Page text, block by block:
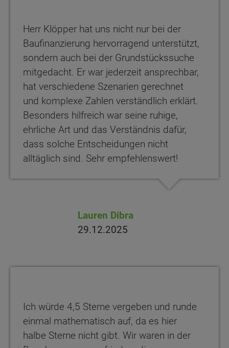
Herr Klöpper hat uns nicht nur bei der
Baufinanzierung hervorragend unterstützt,
sondern auch bei der Grundstückssuche
mitgedacht. Er war jederzeit ansprechbar,
hat verschiedene Szenarien gerechnet
und komplexe Zahlen verständlich erklärt.
Besonders hilfreich war seine ruhige,
ehrliche Art und das Verständnis dafür,
dass solche Entscheidungen nicht
alltäglich sind. Sehr empfehlenswert!
Lauren Dibra
29.12.2025
Ich würde 4,5 Sterne vergeben und runde
einmal mathematisch auf, da es hier
halbe Sterne nicht gibt. Wir waren in der